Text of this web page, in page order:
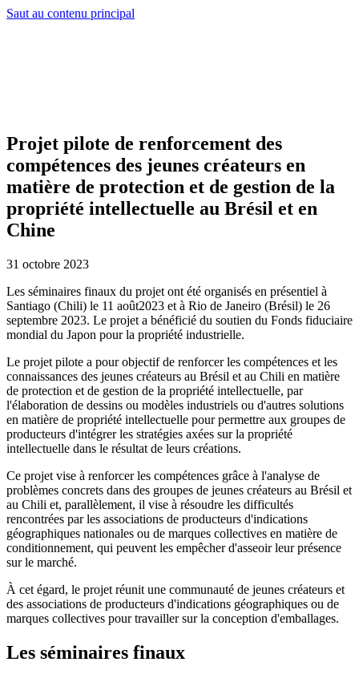
Saut au contenu principal
Projet pilote de renforcement des
compétences des jeunes créateurs en
matière de protection et de gestion de la
propriété intellectuelle au Brésil et en
Chine
31 octobre 2023
Les séminaires finaux du projet ont été organisés en présentiel à
Santiago (Chili) le 11 août2023 et à Rio de Janeiro (Brésil) le 26
septembre 2023. Le projet a bénéficié du soutien du Fonds fiduciaire
mondial du Japon pour la propriété industrielle.
Le projet pilote a pour objectif de renforcer les compétences et les
connaissances des jeunes créateurs au Brésil et au Chili en matière
de protection et de gestion de la propriété intellectuelle, par
l'élaboration de dessins ou modèles industriels ou d'autres solutions
en matière de propriété intellectuelle pour permettre aux groupes de
producteurs d'intégrer les stratégies axées sur la propriété
intellectuelle dans le résultat de leurs créations.
Ce projet vise à renforcer les compétences grâce à l'analyse de
problèmes concrets dans des groupes de jeunes créateurs au Brésil et
au Chili et, parallèlement, il vise à résoudre les difficultés
rencontrées par les associations de producteurs d'indications
géographiques nationales ou de marques collectives en matière de
conditionnement, qui peuvent les empêcher d'asseoir leur présence
sur le marché.
À cet égard, le projet réunit une communauté de jeunes créateurs et
des associations de producteurs d'indications géographiques ou de
marques collectives pour travailler sur la conception d'emballages.
Les séminaires finaux